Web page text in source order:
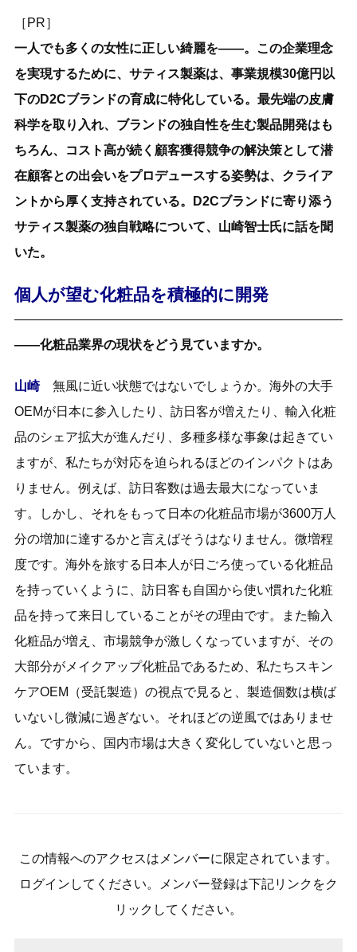
［PR］
一人でも多くの女性に正しい綺麗を――。この企業理念
を実現するために、サティス製薬は、事業規模30億円以
下のD2Cブランドの育成に特化している。最先端の皮膚
科学を取り入れ、ブランドの独自性を生む製品開発はも
ちろん、コスト高が続く顧客獲得競争の解決策として潜
在顧客との出会いをプロデュースする姿勢は、クライア
ントから厚く支持されている。D2Cブランドに寄り添う
サティス製薬の独自戦略について、山崎智士氏に話を聞
いた。
個人が望む化粧品を積極的に開発
――化粧品業界の現状をどう見ていますか。
山崎無風に近い状態ではないでしょうか。海外の大手
OEMが日本に参入したり、訪日客が増えたり、輸入化粧
品のシェア拡大が進んだり、多種多様な事象は起きてい
ますが、私たちが対応を迫られるほどのインパクトはあ
りません。例えば、訪日客数は過去最大になっていま
す。しかし、それをもって日本の化粧品市場が3600万人
分の増加に達するかと言えばそうはなりません。微増程
度です。海外を旅する日本人が日ごろ使っている化粧品
を持っていくように、訪日客も自国から使い慣れた化粧
品を持って来日していることがその理由です。また輸入
化粧品が増え、市場競争が激しくなっていますが、その
大部分がメイクアップ化粧品であるため、私たちスキン
ケアOEM（受託製造）の視点で見ると、製造個数は横ば
いないし微減に過ぎない。それほどの逆風ではありませ
ん。ですから、国内市場は大きく変化していないと思っ
ています。
この情報へのアクセスはメンバーに限定されています。
ログインしてください。メンバー登録は下記リンクをク
リックしてください。